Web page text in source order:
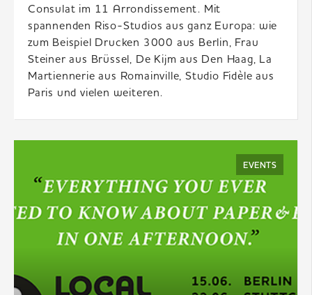
Consulat im 11 Arrondissement. Mit
spannenden Riso-Studios aus ganz Europa: wie
zum Beispiel Drucken 3000 aus Berlin, Frau
Steiner aus Brüssel, De Kijm aus Den Haag, La
Martiennerie aus Romainville, Studio Fidèle aus
Paris und vielen weiteren.
EVENTS